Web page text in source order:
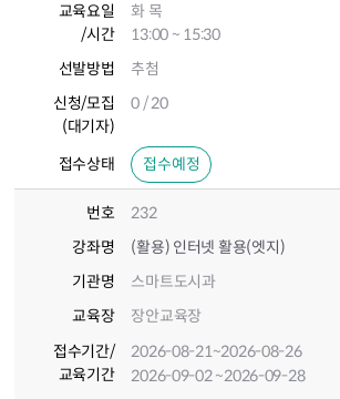
교육요일
/시간
화 목
13:00 ~ 15:30
선발방법
추첨
신청/모집
(대기자)
0 / 20
접수상태 접수예정
번호
232
강좌명
(활용) 인터넷 활용(엣지)
기관명
스마트도시과
교육장
장안교육장
접수기간/
교육기간
2026-08-21~2026-08-26
2026-09-02~2026-09-28